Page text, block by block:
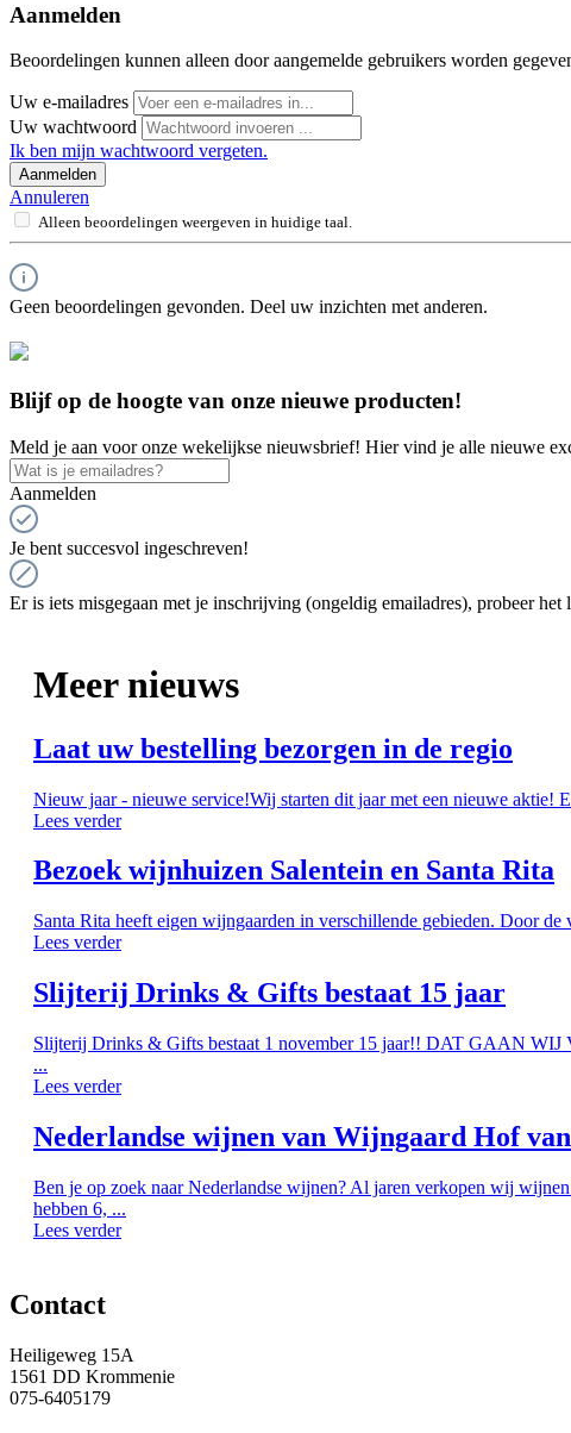
Aanmelden
Beoordelingen kunnen alleen door aangemelde gebruikers worden
Uw e-mailadres
Uw wachtwoord
Ik ben mijn wachtwoord vergeten.
Aanmelden
Annuleren
Alleen beoordelingen weergeven in huidige taal.
Geen beoordelingen gevonden. Deel uw inzichten met anderen.
Blijf op de hoogte van onze nieuwe producten!
Meld je aan voor onze wekelijkse nieuwsbrief! Hier vind je alle nieuwe
Aanmelden
Je bent succesvol ingeschreven!
Er is iets misgegaan met je inschrijving (ongeldig emailadres), probeer het
Meer nieuws
Laat uw bestelling bezorgen in de regio
Nieuw jaar - nieuwe service!Wij starten dit jaar met een nieuwe aktie!
Lees verder
Bezoek wijnhuizen Salentein en Santa Rita
Santa Rita heeft eigen wijngaarden in verschillende gebieden. Door
Lees verder
Slijterij Drinks & Gifts bestaat 15 jaar
Slijterij Drinks & Gifts bestaat 1 november 15 jaar!! DAT GAAN
...
Lees verder
Nederlandse wijnen van Wijngaard Hof
Ben je op zoek naar Nederlandse wijnen? Al jaren verkopen wij
hebben 6, ...
Lees verder
Contact
Heiligeweg 15A
1561 DD Krommenie
075-6405179